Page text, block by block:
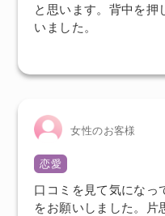
と思います。背中を押
いました。
女性のお客様
恋愛
口コミを見て気になっ
をお願いしました。片